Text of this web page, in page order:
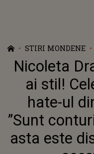
STIRI MONDENE
Nicoleta
ai stil!
hate-ul
”Sunt
asta este